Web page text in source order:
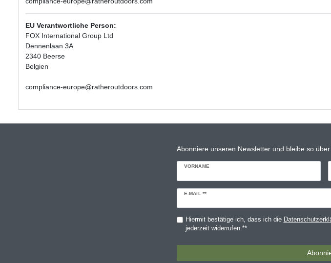
EU Verantwortliche Person:
FOX International Group Ltd
Dennenlaan 3A
2340 Beerse
Belgien
compliance-europe@ratheroutdoors.com
Abonniere unseren Newsletter und bleibe so
VORNAME
E-MAIL **
Newsletter
Hiermit bestätige ich, dass ich die
jederzeit widerrufen.**